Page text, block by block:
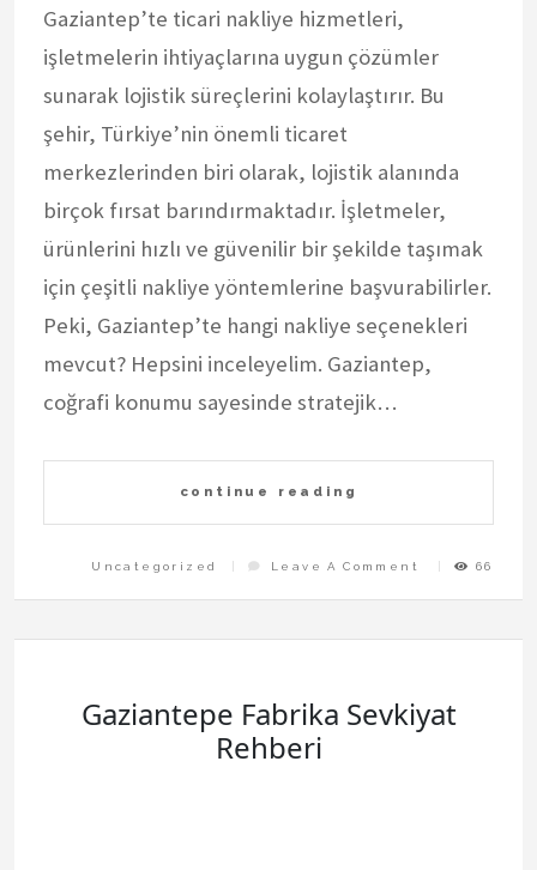
Gaziantep’te ticari nakliye hizmetleri,
işletmelerin ihtiyaçlarına uygun çözümler
sunarak lojistik süreçlerini kolaylaştırır. Bu
şehir, Türkiye’nin önemli ticaret
merkezlerinden biri olarak, lojistik alanında
birçok fırsat barındırmaktadır. İşletmeler,
ürünlerini hızlı ve güvenilir bir şekilde taşımak
için çeşitli nakliye yöntemlerine başvurabilirler.
Peki, Gaziantep’te hangi nakliye seçenekleri
mevcut? Hepsini inceleyelim. Gaziantep,
coğrafi konumu sayesinde stratejik…
continue reading
Uncategorized Leave A Comment
On
Gaziantepe
Nakliye
66
Gaziantepe Fabrika Sevkiyat
Rehberi